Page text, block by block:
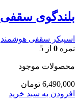
بلندگوی سقفی FG-Sound مدل FG-885
اسپیکر سقفی هوشمند
نمره 0 از 5
محصولات موجود
6,490,000 تومان
افزودن به سبد خرید